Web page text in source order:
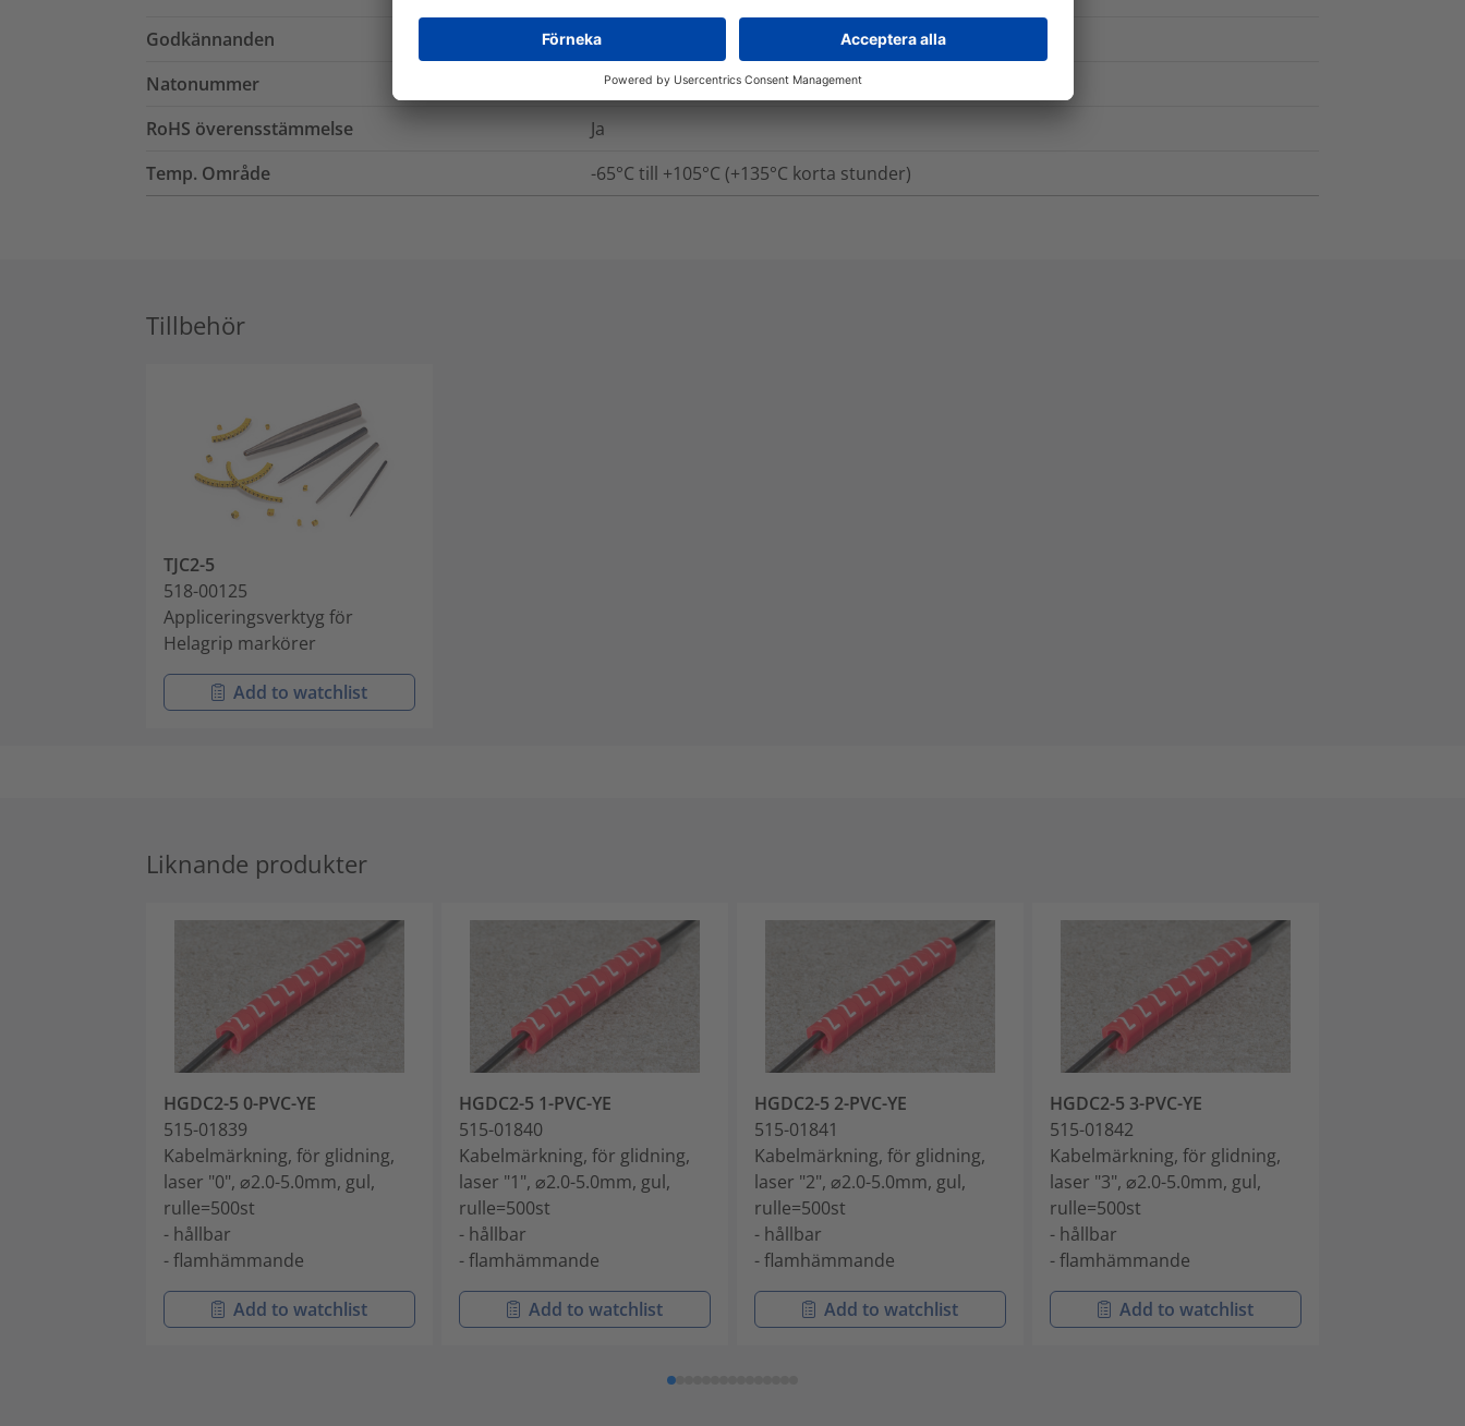
Godkännanden
BS-2782-540B, BS-6746C, IEC 757
Natonummer
5975-99-765-2580
RoHS överensstämmelse
Ja
Temp. Område
-65°C till +105°C (+135°C korta stunder)
Tillbehör
TJC2-5
518-00125
Appliceringsverktyg för
Helagrip markörer
Add to watchlist
Liknande produkter
HGDC2-5 0-PVC-YE
515-01839
Kabelmärkning, för glidning,
laser "0", ⌀2.0-5.0mm, gul,
rulle=500st
- hållbar
- flamhämmande
Add to watchlist
HGDC2-5 1-PVC-YE
515-01840
Kabelmärkning, för glidning,
laser "1", ⌀2.0-5.0mm, gul,
rulle=500st
- hållbar
- flamhämmande
Add to watchlist
HGDC2-5 2-PVC-YE
515-01841
Kabelmärkning, för glidning,
laser "2", ⌀2.0-5.0mm, gul,
rulle=500st
- hållbar
- flamhämmande
Add to watchlist
HGDC2-5 3-PVC-YE
515-01842
Kabelmärkning, för glidning,
laser "3", ⌀2.0-5.0mm, gul,
rulle=500st
- hållbar
- flamhämmande
Add to watchlist